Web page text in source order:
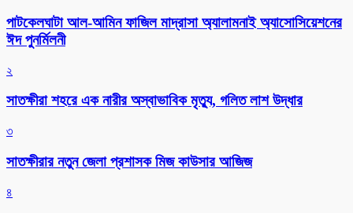
পাটকেলঘাটা আল-আমিন ফাজিল মাদ্রাসা অ্যালামনাই অ্যাসোসিয়েশনের
ঈদ পুনর্মিলনী
২
সাতক্ষীরা শহরে এক নারীর অস্বাভাবিক মৃত্যু, গলিত লাশ উদ্ধার
৩
সাতক্ষীরার নতুন জেলা প্রশাসক মিজ কাউসার আজিজ
৪